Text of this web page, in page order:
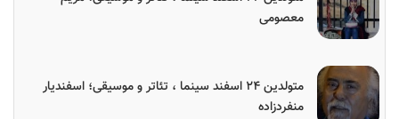
معصومی
متولدین ۲۴ اسفند سینما ، تئاتر و موسیقی؛ اسفندیار
منفردزاده